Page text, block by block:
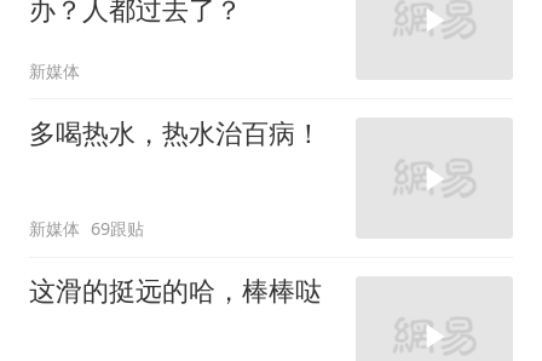
办？人都过去了？
新媒体
多喝热水，热水治百病！
新媒体 69跟贴
这滑的挺远的哈，棒棒哒